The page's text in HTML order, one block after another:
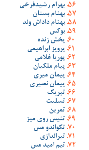
بهرام رشیدفرخی
بهنام بستان
بهنام داداش وند
بوکس
پخش زنده
پرویز ابراهیمی
پوریا غلامی
پیام ملکیان
پیمان میری
پیمان نصیری
تبریک
تسلیت
تمرین
تنیس روی میز
تکواندو مس
تیراندازی
تیم امید مس